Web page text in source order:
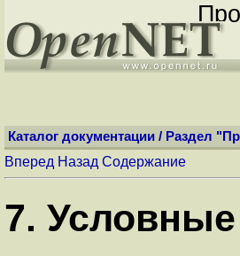
Каталог документации / Раздел
Вперед Назад Содержание
7.